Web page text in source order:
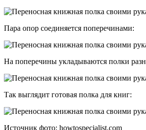
Пара опор соединяется поперечинами:
На поперечины укладываются полки
Так выглядит готовая полка для книг:
Источник фото: howtospecialist.com